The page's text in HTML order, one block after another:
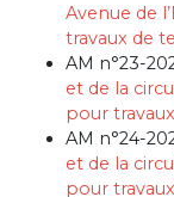
Avenue de
travaux de
AM n°23-
et de la
pour
AM n°24-
et de la
pour